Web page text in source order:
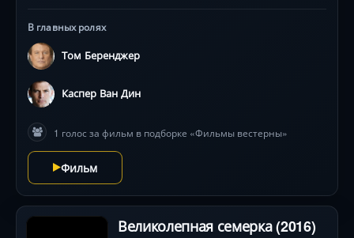
В главных ролях
Том Беренджер
Каспер Ван Дин
1 голос за фильм в подборке «Фильмы вестерны»
Фильм
Великолепная семерка (2016)